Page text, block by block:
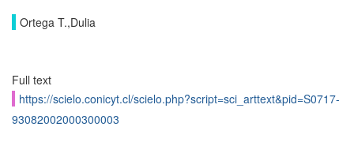
Ortega T.,Dulia
Full text
https://scielo.conicyt.cl/scielo.php?script=sci_arttext&pid=S0717-
93082002000300003